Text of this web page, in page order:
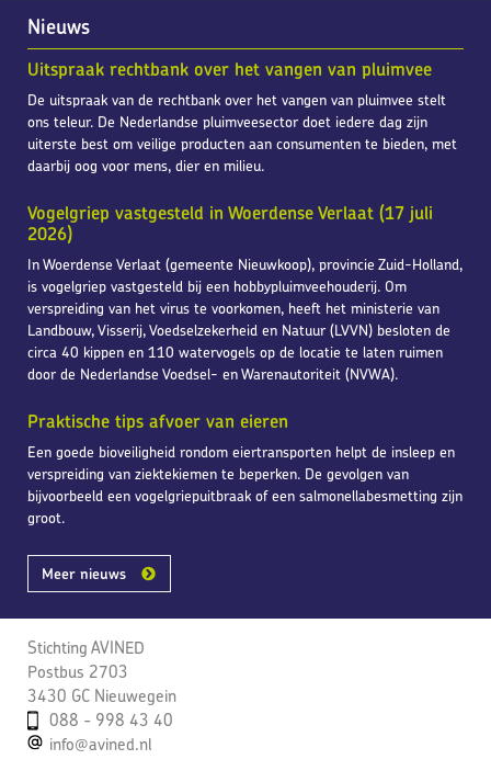
Nieuws
Uitspraak rechtbank over het vangen van pluimvee
De uitspraak van de rechtbank over het vangen van pluimvee stelt
ons teleur. De Nederlandse pluimveesector doet iedere dag zijn
uiterste best om veilige producten aan consumenten te bieden, met
daarbij oog voor mens, dier en milieu.
Vogelgriep vastgesteld in Woerdense Verlaat (17 juli
2026)
In Woerdense Verlaat (gemeente Nieuwkoop), provincie Zuid-Holland,
is vogelgriep vastgesteld bij een hobbypluimveehouderij. Om
verspreiding van het virus te voorkomen, heeft het ministerie van
Landbouw, Visserij, Voedselzekerheid en Natuur (LVVN) besloten de
circa 40 kippen en 110 watervogels op de locatie te laten ruimen
door de Nederlandse Voedsel- en Warenautoriteit (NVWA).
Praktische tips afvoer van eieren
Een goede bioveiligheid rondom eiertransporten helpt de insleep en
verspreiding van ziektekiemen te beperken. De gevolgen van
bijvoorbeeld een vogelgriepuitbraak of een salmonellabesmetting zijn
groot.
Meer nieuws
Stichting AVINED
Postbus 2703
3430 GC Nieuwegein
088 - 998 43 40
info@avined.nl